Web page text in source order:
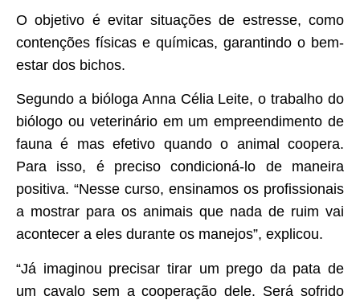
O objetivo é evitar situações de estresse, como
contenções físicas e químicas, garantindo o bem-
estar dos bichos.
Segundo a bióloga Anna Célia Leite, o trabalho do
biólogo ou veterinário em um empreendimento de
fauna é mas efetivo quando o animal coopera.
Para isso, é preciso condicioná-lo de maneira
positiva. “Nesse curso, ensinamos os profissionais
a mostrar para os animais que nada de ruim vai
acontecer a eles durante os manejos”, explicou.
“Já imaginou precisar tirar um prego da pata de
um cavalo sem a cooperação dele. Será sofrido